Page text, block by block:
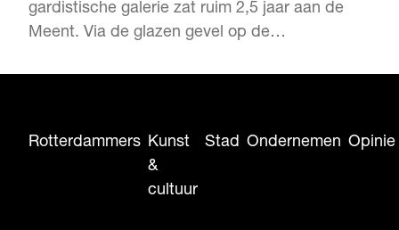
gardistische galerie zat ruim 2,5 jaar aan de
Meent. Via de glazen gevel op de
Rotterdammers Kunst
&
cultuur
Stad Ondernemen Opinie